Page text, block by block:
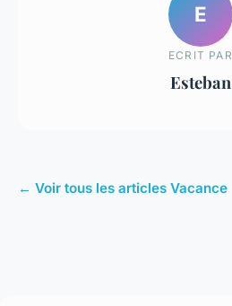
E
ECRIT PAR
Esteban
← Voir tous les articles Vacance